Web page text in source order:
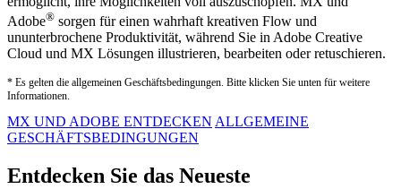
Adobe® sorgen für einen wahrhaft kreativen Flow und
ununterbrochene Produktivität, während Sie in Adobe Creative
Cloud und MX Lösungen illustrieren, bearbeiten oder retuschieren.
* Es gelten die allgemeinen Geschäftsbedingungen. Bitte klicken Sie unten für weitere
Informationen.
MX UND ADOBE ENTDECKEN ALLGEMEINE
GESCHÄFTSBEDINGUNGEN
Entdecken Sie das Neueste